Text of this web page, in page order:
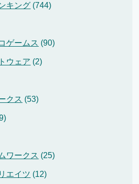
キング (744)
ゲームス (90)
ウェア (2)
クス (53)
ワークス (25)
エイツ (12)